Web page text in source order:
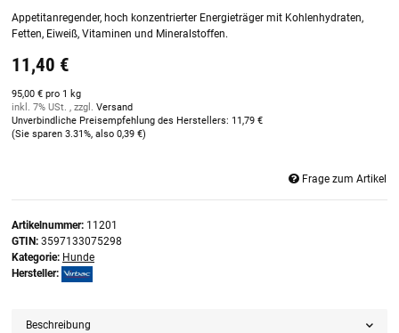
Appetitanregender, hoch konzentrierter Energieträger mit Kohlenhydraten,
Fetten, Eiweiß, Vitaminen und Mineralstoffen.
11,40 €
95,00 € pro 1 kg
inkl. 7% USt. , zzgl. Versand
Unverbindliche Preisempfehlung des Herstellers: 11,79 €
(Sie sparen 3.31%, also 0,39 €)
Frage zum Artikel
Artikelnummer: 11201
GTIN: 3597133075298
Kategorie: Hunde
Hersteller:
Beschreibung